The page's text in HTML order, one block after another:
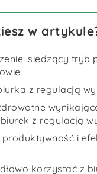
w
siedzący tryb
z regulacją
z regulacją
produktywność i
korzystać z